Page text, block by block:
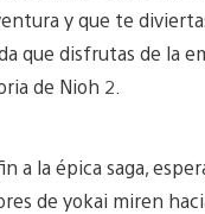
y que te
que disfrutas de la
de Nioh 2.
a la épica saga,
de yokai miren